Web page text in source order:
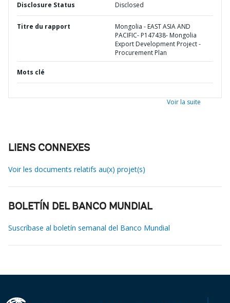
Disclosure Status Disclosed
Titre du rapport
Mongolia - EAST ASIA AND
PACIFIC- P147438- Mongolia
Export Development Project -
Procurement Plan
Mots clé
Voir la suite
LIENS CONNEXES
Voir les documents relatifs au(x) projet(s)
BOLETÍN DEL BANCO MUNDIAL
Suscríbase al boletín semanal del Banco Mundial